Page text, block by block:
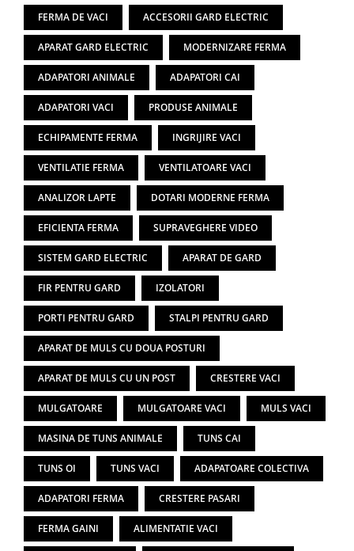
FERMA DE VACI ACCESORII GARD ELECTRIC
APARAT GARD ELECTRIC MODERNIZARE FERMA
ADAPATORI ANIMALE ADAPATORI CAI
ADAPATORI VACI PRODUSE ANIMALE
ECHIPAMENTE FERMA INGRIJIRE VACI
VENTILATIE FERMA VENTILATOARE VACI
ANALIZOR LAPTE DOTARI MODERNE FERMA
EFICIENTA FERMA SUPRAVEGHERE VIDEO
SISTEM GARD ELECTRIC APARAT DE GARD
FIR PENTRU GARD IZOLATORI
PORTI PENTRU GARD STALPI PENTRU GARD
APARAT DE MULS CU DOUA POSTURI
APARAT DE MULS CU UN POST CRESTERE VACI
MULGATOARE MULGATOARE VACI MULS VACI
MASINA DE TUNS ANIMALE TUNS CAI
TUNS OI TUNS VACI ADAPATOARE COLECTIVA
ADAPATORI FERMA CRESTERE PASARI
FERMA GAINI ALIMENTATIE VACI